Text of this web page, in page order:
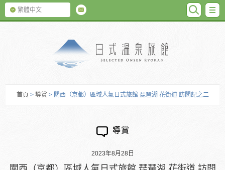
繁體中文
首頁 > 導賞 > 關西（京都）區域人氣日式旅館 琵琶湖 花街道 訪問記之二
導賞
2023年8月28日